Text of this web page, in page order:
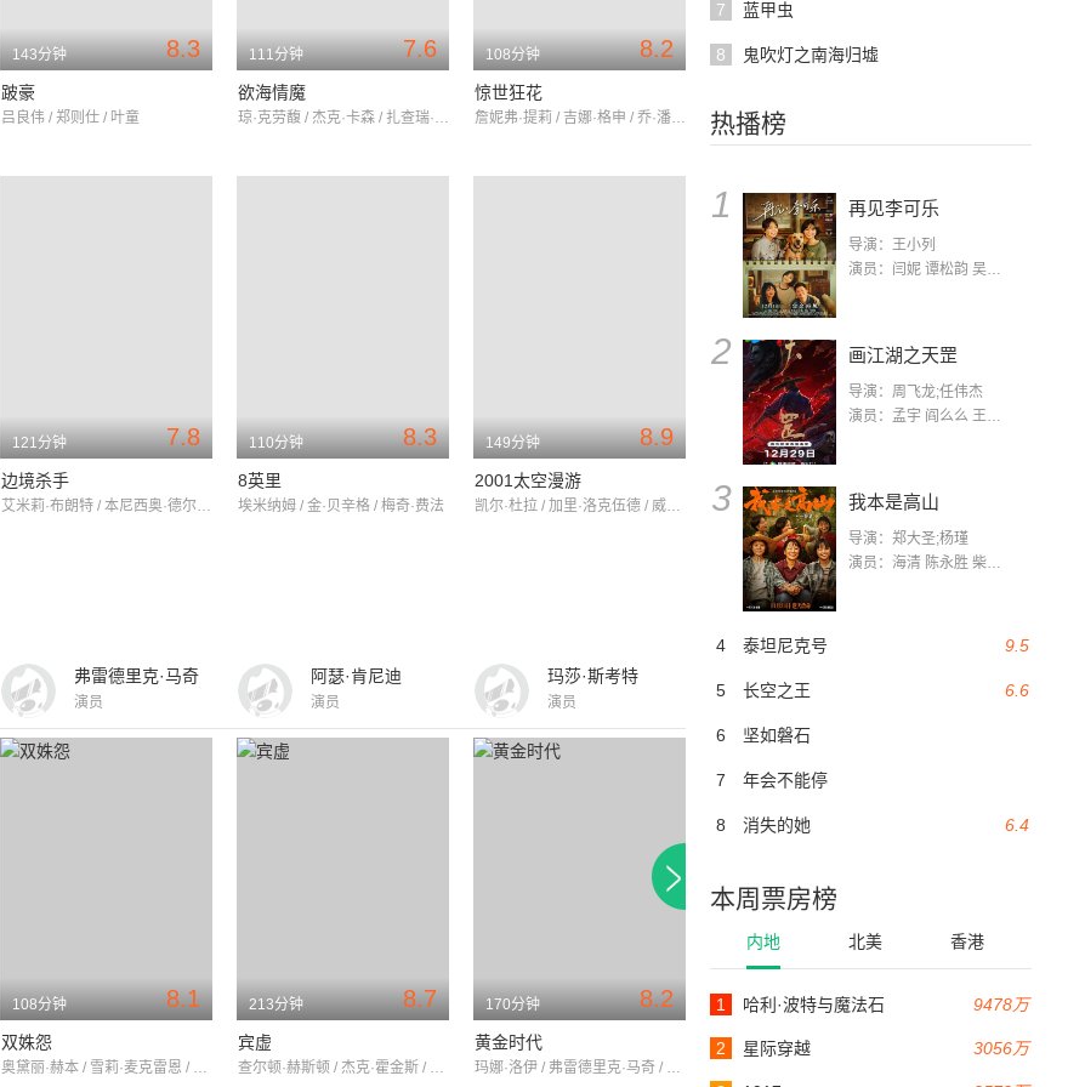
7 蓝甲虫
8 鬼吹灯之南海归墟
热播榜
1 再见李可乐
导演：王小列
演员：闫妮 谭松韵 吴京 蒋龙 赵小棠 冯雷 李虎城 平安 小七 小可乐
2 画江湖之天罡
导演：周飞龙;任伟杰
演员：孟宇 阎么么 王凯 郭政建 阎萌萌 杨默 高枫 齐斯伽 刘芊含 马程
3 我本是高山
导演：郑大圣;杨瑾
演员：海清 陈永胜 柴烨 王玥婷 万国鹏 美朵达瓦 赵瑞婷 罗解艳 郭莉娜 潘家艳
9.5
4 泰坦尼克号
6.6
5 长空之王
6 坚如磐石
7 年会不能停
6.4
8 消失的她
本周票房榜
内地 北美 香港
9478万
1 哈利·波特与魔法石
3056万
2 星际穿越
8.3
143分钟
跛豪
吕良伟 / 郑则仕 / 叶童
7.6
111分钟
欲海情魔
琼·克劳馥 / 杰克·卡森 / 扎查瑞·斯考特
8.2
108分钟
惊世狂花
詹妮弗·提莉 / 吉娜·格申 / 乔·潘托里亚诺
7.8
121分钟
边境杀手
艾米莉·布朗特 / 本尼西奥·德尔·托罗 / 乔什·布洛林
8.3
110分钟
8英里
埃米纳姆 / 金·贝辛格 / 梅奇·费法
8.9
149分钟
2001太空漫游
凯尔·杜拉 / 加里·洛克伍德 / 威廉姆·西尔维斯特
弗雷德里克·马奇
演员
阿瑟·肯尼迪
演员
玛莎·斯考特
演员
8.1
108分钟
双姝怨
奥黛丽·赫本 / 雪莉·麦克雷恩 / 詹姆斯·加纳
8.7
213分钟
宾虚
查尔顿·赫斯顿 / 杰克·霍金斯 / 哈雅·哈拉里特
8.2
170分钟
黄金时代
玛娜·洛伊 / 弗雷德里克·马奇 / 达纳·安德鲁斯
8.1
118分钟
嘉莉妹妹
101分钟
孔雀夫人